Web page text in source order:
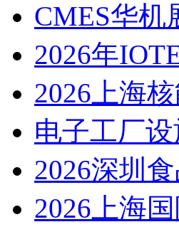
CMES华机
2026年
2026上海
电子工厂设
2026深圳
2026上海